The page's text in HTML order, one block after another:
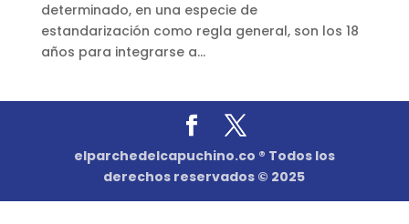
determinado, en una especie de
estandarización como regla general, son los 18
años para integrarse a...
elparchedelcapuchino.co ® Todos los
derechos reservados © 2025